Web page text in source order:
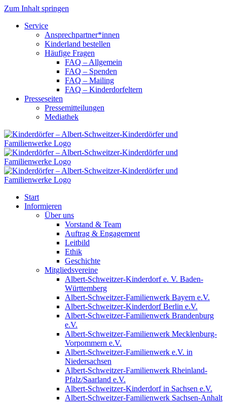
Zum Inhalt springen
Service
Ansprechpartner*innen
Kinderland bestellen
Häufige Fragen
FAQ – Allgemein
FAQ – Spenden
FAQ – Mailing
FAQ – Kinderdorfeltern
Presseseiten
Pressemitteilungen
Mediathek
Start
Informieren
Über uns
Vorstand & Team
Auftrag & Engagement
Leitbild
Ethik
Geschichte
Mitgliedsvereine
Albert-Schweitzer-Kinderdorf e. V. Baden-
Württemberg
Albert-Schweitzer-Familienwerk Bayern e.V.
Albert-Schweitzer-Kinderdorf Berlin e.V.
Albert-Schweitzer-Familienwerk Brandenburg
e.V.
Albert-Schweitzer-Familienwerk Mecklenburg-
Vorpommern e.V.
Albert-Schweitzer-Familienwerk e.V. in
Niedersachsen
Albert-Schweitzer-Familienwerk Rheinland-
Pfalz/Saarland e.V.
Albert-Schweitzer-Kinderdorf in Sachsen e.V.
Albert-Schweitzer-Familienwerk Sachsen-Anhalt